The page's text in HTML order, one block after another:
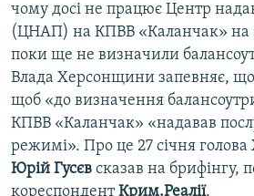
Усі сайти RFE/RL
чому досі не працює Центр
(ЦНАП) на КПВВ «Каланчак» на
поки ще не визначили
Влада Херсонщини запевняє,
щоб «до визначення
КПВВ «Каланчак» «надавав
режимі». Про це 27 січня
Юрій Гусєв сказав на брифінгу,
кореспондентКрим.Реалії.